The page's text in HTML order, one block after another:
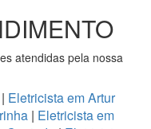
atendidas pela nossa
| Eletricista em Artur
| Eletricista em